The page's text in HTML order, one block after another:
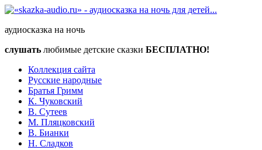
аудиосказка на ночь
слушать любимые детские сказки БЕСПЛАТНО!
Коллекция сайта
Русские народные
Братья Гримм
К. Чуковский
В. Сутеев
М. Пляцковский
В. Бианки
Н. Сладков